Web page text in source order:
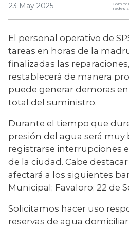
23 May 2025
redes
El personal operativo de
tareas en horas de la
finalizadas las
restablecerá de manera
puede generar demoras
total del suministro.
Durante el tiempo que
presión del agua será muy
registrarse interrupciones
de la ciudad. Cabe
afectará a los siguientes
Municipal; Favaloro; 22 de
Solicitamos hacer uso
reservas de agua